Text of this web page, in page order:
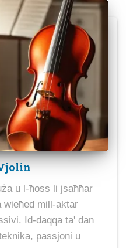
u l-ħoss li jsaħħar
wieħed mill-aktar
Id-daqqa ta' dan
passjoni u